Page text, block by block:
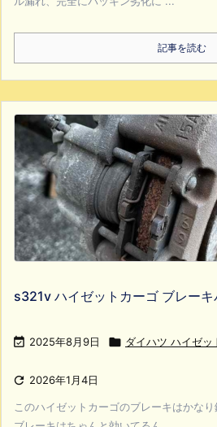
記事を読む
s321v ハイゼットカーゴ ブレー
 2025年8月9日  ダイハツ ハイゼッ
 2026年1月4日
このハイゼットカーゴのブレーキはかなり